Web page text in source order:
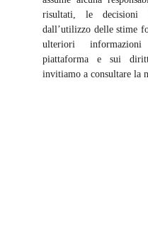
risultati, le decisioni
dall’utilizzo delle stime
ulteriori
piattaforma e sui
invitiamo a consultare la